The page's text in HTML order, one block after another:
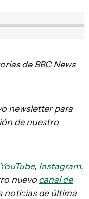
de BBC News
newsletter para
de nuestro
YouTube, Instagram,
nuevo canal de
noticias de última